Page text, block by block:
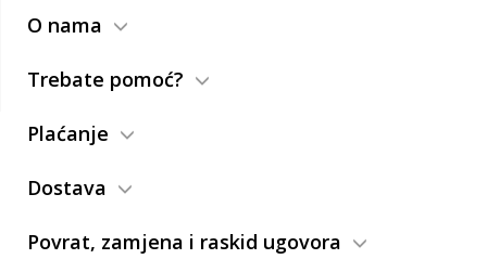
O nama
Trebate pomoć?
Plaćanje
Dostava
Povrat, zamjena i raskid ugovora